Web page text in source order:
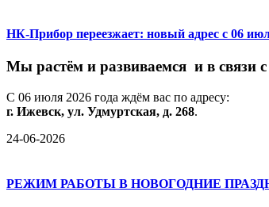
НК-Прибор переезжает: новый адрес с 06
Мы растём и развиваемся и в связи с
С 06 июля 2026 года ждём вас по адресу:
г. Ижевск, ул. Удмуртская, д. 268.
24-06-2026
РЕЖИМ РАБОТЫ В НОВОГОДНИЕ